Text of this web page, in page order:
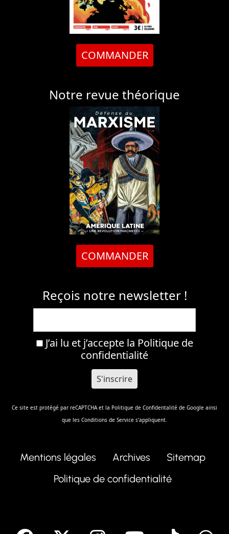
COMMANDER
Notre revue théorique
COMMANDER
Reçois notre newsletter !
J’ai lu et j’accepte la Politique de
confidentialité
Ce site est protégé par reCAPTCHA et la Politique de Confidentalité de Google ainsi
que les Conditions de Service s'appliquent.
Mentions légales Archives
Sitemap
Politique de confidentialité